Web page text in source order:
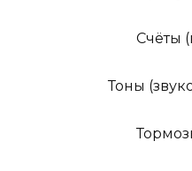
Счёты
Тоны
Тормозы